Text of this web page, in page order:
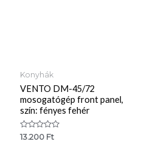
Konyhák
VENTO DM-45/72
mosogatógép front panel,
szín: fényes fehér
Értékelés:
0
13.200 Ft